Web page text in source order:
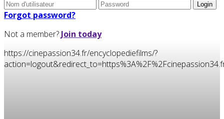
Forgot password?
Not a member? Join today
https://cinepassion34.fr/encyclopediefilms/?